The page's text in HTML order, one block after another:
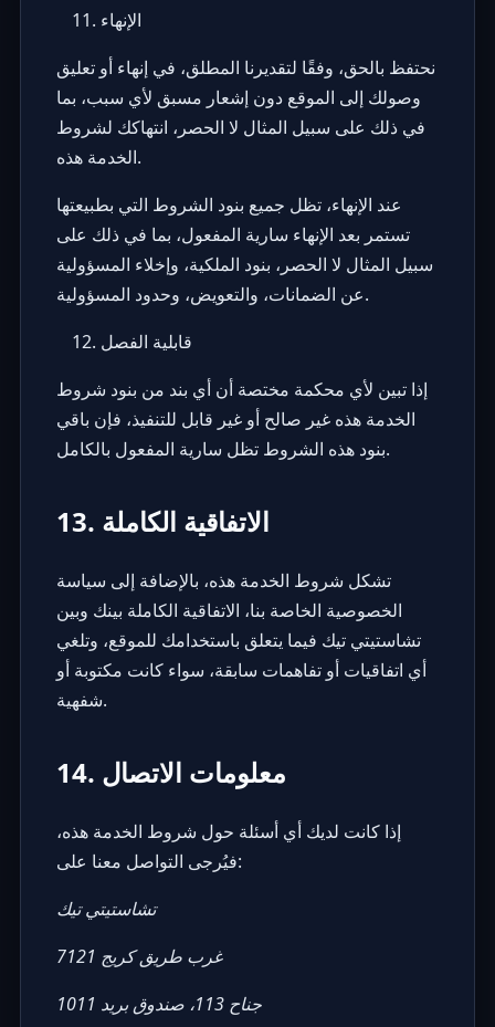
الإنهاء
نحتفظ بالحق، وفقًا لتقديرنا المطلق، في إنهاء أو تعليق
وصولك إلى الموقع دون إشعار مسبق لأي سبب، بما
في ذلك على سبيل المثال لا الحصر، انتهاكك لشروط
الخدمة هذه.
عند الإنهاء، تظل جميع بنود الشروط التي بطبيعتها
تستمر بعد الإنهاء سارية المفعول، بما في ذلك على
سبيل المثال لا الحصر، بنود الملكية، وإخلاء المسؤولية
عن الضمانات، والتعويض، وحدود المسؤولية.
قابلية الفصل
إذا تبين لأي محكمة مختصة أن أي بند من بنود شروط
الخدمة هذه غير صالح أو غير قابل للتنفيذ، فإن باقي
بنود هذه الشروط تظل سارية المفعول بالكامل.
13. الاتفاقية الكاملة
تشكل شروط الخدمة هذه، بالإضافة إلى سياسة
الخصوصية الخاصة بنا، الاتفاقية الكاملة بينك وبين
تشاستيتي تيك فيما يتعلق باستخدامك للموقع، وتلغي
أي اتفاقيات أو تفاهمات سابقة، سواء كانت مكتوبة أو
شفهية.
14. معلومات الاتصال
إذا كانت لديك أي أسئلة حول شروط الخدمة هذه،
فيُرجى التواصل معنا على:
تشاستيتي تيك
7121 غرب طريق كريج
جناح 113، صندوق بريد 1011